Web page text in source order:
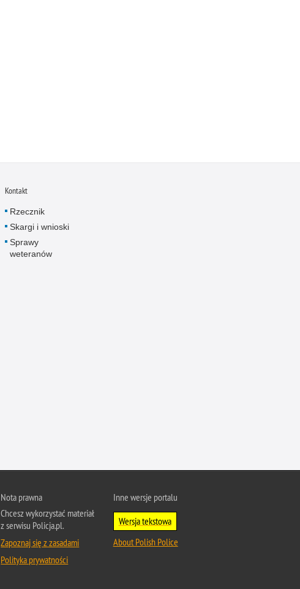
Polemiki i sprostowania
Policja inaczej
Policjant z pasją
Porwania
Przestępczość gospodarcza
Przestępczość internetowa
Przestępczość komputerowa
Kontakt
Rzecznik
Skargi i wnioski
Sprawy
weteranów
Nota prawna
Chcesz wykorzystać materiał
z serwisu Policja.pl.
Zapoznaj się z zasadami
Polityka prywatności
Inne wersje portalu
Wersja tekstowa
About Polish Police